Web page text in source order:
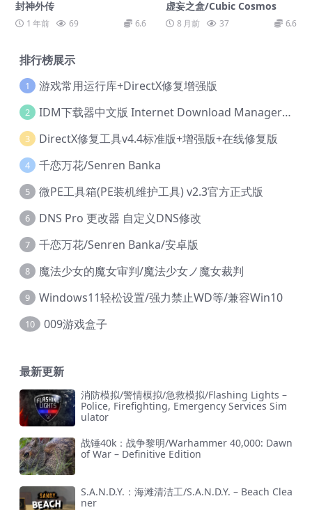
封神外传
1 年前 69 6.6
虚妄之盒/Cubic Cosmos
8 月前 37 6.6
排行榜展示
1 游戏常用运行库+DirectX修复增强版
2 IDM下载器中文版 Internet Download Manager v6.42.36 IDM
3 DirectX修复工具v4.4标准版+增强版+在线修复版
4 千恋万花/Senren Banka
5 微PE工具箱(PE装机维护工具) v2.3官方正式版
6 DNS Pro 更改器 自定义DNS修改
7 千恋万花/Senren Banka/安卓版
8 魔法少女的魔女审判/魔法少女ノ魔女裁判
9 Windows11轻松设置/强力禁止WD等/兼容Win10
10 009游戏盒子
最新更新
消防模拟/警情模拟/急救模拟/Flashing Lights –
Police, Firefighting, Emergency Services Sim
ulator
战锤40k：战争黎明/Warhammer 40,000: Dawn
of War – Definitive Edition
S.A.N.D.Y.：海滩清洁工/S.A.N.D.Y. – Beach Clea
ner